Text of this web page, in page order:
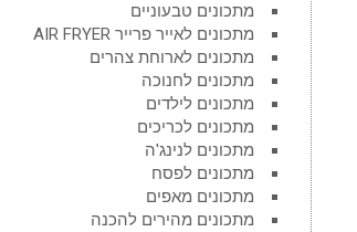
מתכונים טבעוניים
מתכונים לאייר פרייר AIR FRYER
מתכונים לארוחת צהרים
מתכונים לחנוכה
מתכונים לילדים
מתכונים לכריכים
מתכונים לנינג'ה
מתכונים לפסח
מתכונים מאפים
מתכונים מהירים להכנה